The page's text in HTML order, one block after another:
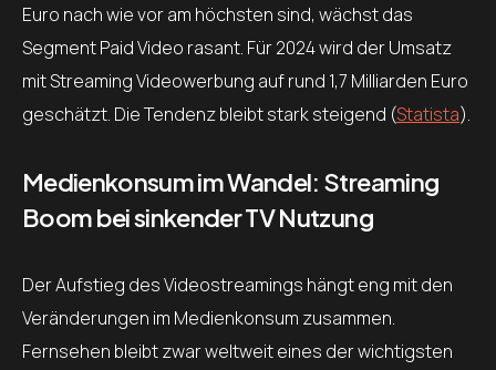
Euro nach wie vor am höchsten sind, wächst das
Segment Paid Video rasant. Für 2024 wird der Umsatz
mit Streaming Videowerbung auf rund 1,7 Milliarden Euro
geschätzt. Die Tendenz bleibt stark steigend (Statista).
Medienkonsum im Wandel: Streaming
Boom bei sinkender TV Nutzung
Der Aufstieg des Videostreamings hängt eng mit den
Veränderungen im Medienkonsum zusammen.
Fernsehen bleibt zwar weltweit eines der wichtigsten